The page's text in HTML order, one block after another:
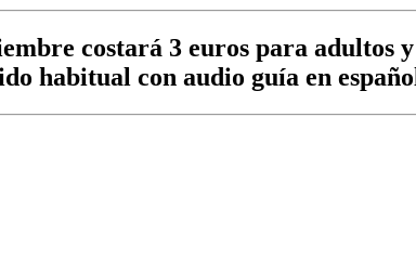
costará 3 euros para adultos
habitual con audio guía en